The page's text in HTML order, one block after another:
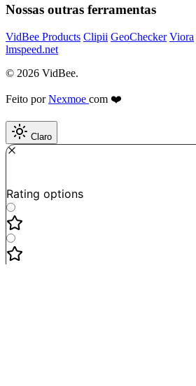
Nossas outras ferramentas
VidBee Products Clipii GeoChecker Viora
lmspeed.net
© 2026 VidBee.
Feito porNexmoe com ❤️
Claro
Rating options